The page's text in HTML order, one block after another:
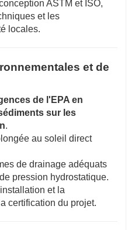
ASTM et ISO,
et les
locales.
et de
de l'EPA en
sur les
.
au soleil direct
de drainage adéquats
pression hydrostatique.
et la
certification du projet.